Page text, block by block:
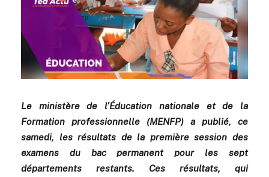
Le ministère de l’Éducation nationale et de la
Formation professionnelle (MENFP) a publié, ce
samedi, les résultats de la première session des
examens du bac permanent pour les sept
départements restants. Ces résultats, qui